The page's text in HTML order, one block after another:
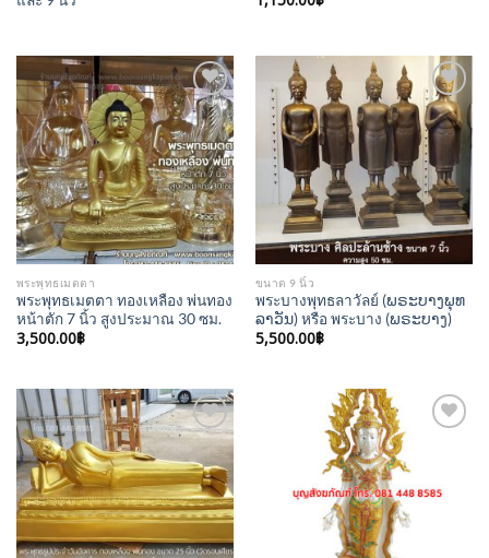
Add to
Wishlist
พระพุทธเมตตา
พระพุทธเมตตา ทองเหลือง พ่นทอง
หน้าตัก 7 นิ้ว สูงประมาณ 30 ซม.
3,500.00฿
Add to
Wishlist
ขนาด 9 นิ้ว
พระบางพุทธลาวัลย์ (ພຣະບາງພຸທ
ລາວັນ) หรือ พระบาง (ພຣະບາງ)
5,500.00฿
Add to
Wishlist